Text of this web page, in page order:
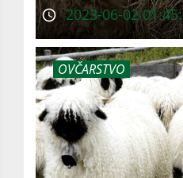
2023-06-02
OVČARSTVO